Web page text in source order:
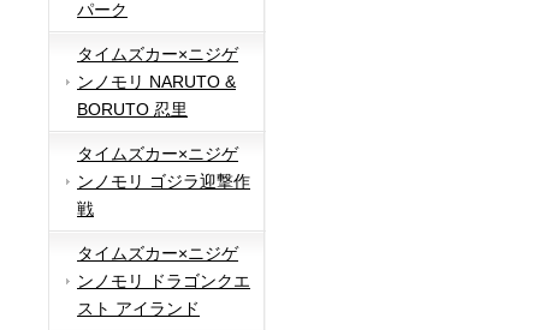
パーク
タイムズカー×ニジゲ
ンノモリ NARUTO &
BORUTO 忍里
タイムズカー×ニジゲ
ンノモリ ゴジラ迎撃作
戦
タイムズカー×ニジゲ
ンノモリ ドラゴンクエ
スト アイランド